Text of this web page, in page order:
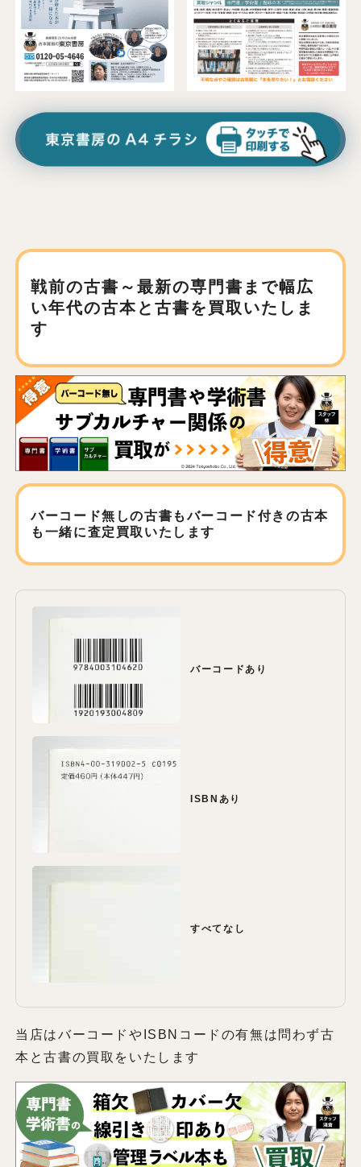
戦前の古書～最新の専門書まで幅広
い年代の古本と古書を買取いたしま
す
バーコード無しの古書もバーコード付きの古本
も 一緒に査定買取いたします
バーコードあり
ISBNあり
すべてなし
当店はバーコードやISBNコードの有無は問わず古
本と古書の買取をいたします